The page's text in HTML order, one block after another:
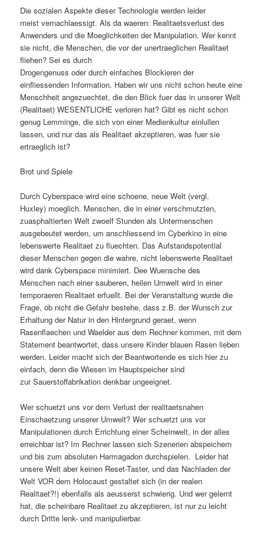
Die sozialen Aspekte dieser Technologie werden leider
meist vernachlaessigt. Als da waeren: Realitaetsverlust des
Anwenders und die Moeglichkeiten der Manipulation. Wer kennt
sie nicht, die Menschen, die vor der unertraeglichen Realitaet
fliehen? Sei es durch
Drogengenuss oder durch einfaches Blockieren der
einfliessenden Information. Haben wir uns nicht schon heute eine
Menschheit angezuechtet, die den Blick fuer das in unserer Welt
(Realitaet) WESENTLICHE verloren hat? Gibt es nicht schon
genug Lemminge, die sich von einer Medienkultur einlullen
lassen, und nur das als Realitaet akzeptieren, was fuer sie
ertraeglich ist?
Brot und Spiele
Durch Cyberspace wird eine schoene, neue Welt (vergl.
Huxley) moeglich. Menschen, die in einer verschmutzten,
zuasphaltierten Welt zwoelf Stunden als Untermenschen
ausgebeutet werden, um anschliessend im Cyberkino in eine
lebenswerte Realitaet zu fluechten. Das Aufstandspotential
dieser Menschen gegen die wahre, nicht lebenswerte Realitaet
wird dank Cyberspace minimiert. Dee Wuensche des
Menschen nach einer sauberen, heilen Umwelt wird in einer
temporaeren Realitaet erfuellt. Bei der Veranstaltung wurde die
Frage, ob nicht die Gefahr bestehe, dass z.B. der Wunsch zur
Erhaltung der Natur in den Hintergrund geraet, wenn
Rasenflaechen und Waelder aus dem Rechner kommen, mit dem
Statement beantwortet, dass unsere Kinder blauen Rasen lieben
werden. Leider macht sich der Beantwortende es sich hier zu
einfach, denn die Wiesen im Hauptspeicher sind
zur Sauerstoffabrikation denkbar ungeeignet.
Wer schuetzt uns vor dem Verlust der realitaetsnahen
Einschaetzung unserer Umwelt? Wer schuetzt uns vor
Manipulationen durch Errichtung einer Scheinwelt, in der alles
erreichbar ist? Im Rechner lassen sich Szenerien abspeichern
und bis zum absoluten Harmagadon durchspielen. Leider hat
unsere Welt aber keinen Reset-Taster, und das Nachladen der
Welt VOR dem Holocaust gestaltet sich (in der realen
Realitaet?!) ebenfalls als aeusserst schwierig. Und wer gelernt
hat, die scheinbare Realitaet zu akzeptieren, ist nur zu leicht
durch Dritte lenk- und manipulierbar.